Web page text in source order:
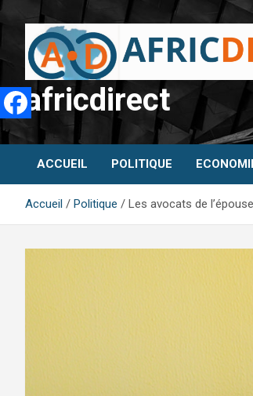
Aller
contenu
africdirect
ACCUEIL POLITIQUE
Accueil Politique Les avocats de